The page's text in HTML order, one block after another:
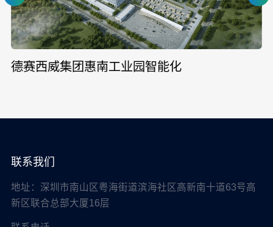
德赛西威集团惠南工业园智能化
联系我们
地址：深圳市南山区粤海街道滨海社区高新南十道63号高
新区联合总部大厦16层